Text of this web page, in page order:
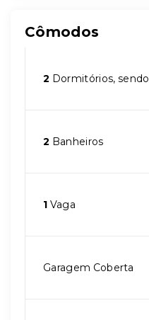
Cômodos
2 Dormitórios, sendo
2 Banheiros
1 Vaga
Garagem Coberta